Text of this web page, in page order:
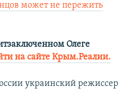
может не пережить
Олеге
на сайте Крым.Реалии.
украинский режиссер